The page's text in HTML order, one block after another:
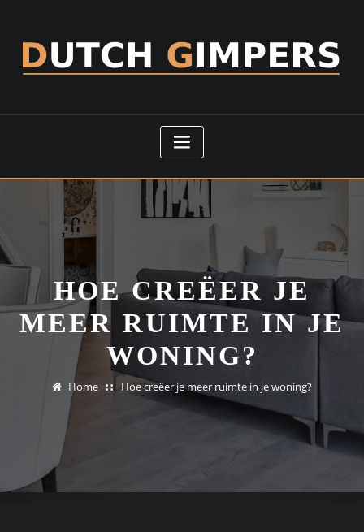
inhoud
HOE CREËER JE
MEER RUIMTE IN JE
WONING?
Home Hoe creëer je meer ruimte in je woning?